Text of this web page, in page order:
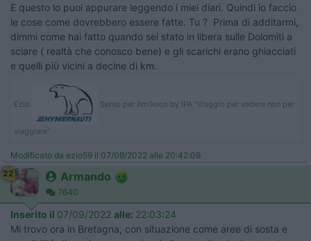
E questo lo puoi appurare leggendo i miei diari. Quindi io faccio
le cose come dovrebbero essere fatte. Tu ? Prima di additarmi,
dimmi come hai fatto quando sei stato in libera sulle Dolomiti a
sciare ( realtà che conosco bene) e gli scarichi erano ghiacciati
e quelli più vicini a decine di km.
Ezio Servo per Amikeco by IPA "Viaggio per vedere non per
viaggiare"
Modificato da ezio59 il 07/09/2022 alle 20:42:09
22
Armando
7640
Inserito il 07/09/2022 alle: 22:03:24
Mi trovo ora in Bretagna, con situazione come aree di sosta e